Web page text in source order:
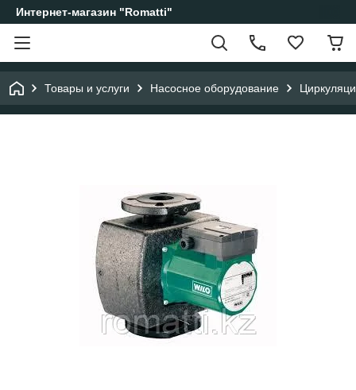
Интернет-магазин "Romatti"
Товары и услуги Насосное оборудование